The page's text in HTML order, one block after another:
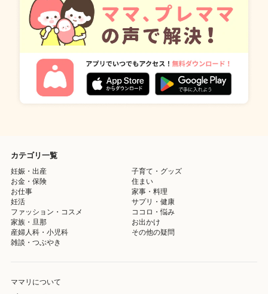
カテゴリ一覧
妊娠・出産
子育て・グッズ
お金・保険
住まい
お仕事
家事・料理
妊活
サプリ・健康
ファッション・コスメ
ココロ・悩み
家族・旦那
お出かけ
産婦人科・小児科
その他の疑問
雑談・つぶやき
ママリについて